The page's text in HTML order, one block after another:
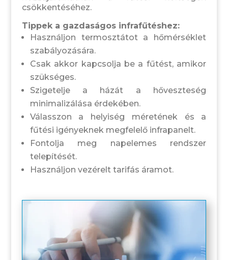
csökkentéséhez.
Tippek a gazdaságos infrafűtéshez:
Használjon termosztátot a hőmérséklet
szabályozására.
Csak akkor kapcsolja be a fűtést, amikor
szükséges.
Szigetelje a házát a hőveszteség
minimalizálása érdekében.
Válasszon a helyiség méretének és a
fűtési igényeknek megfelelő infrapanelt.
Fontolja meg napelemes rendszer
telepítését.
Használjon vezérelt tarifás áramot.